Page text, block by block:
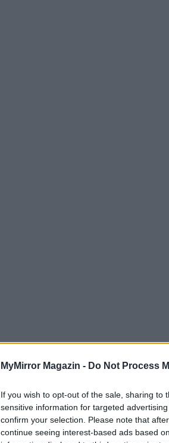
MyMirror Magazin - Do Not Process
If you wish to opt-out of the sale, sharing
sensitive information for targeted
confirm your selection. Please note that
continue seeing interest-based ads based